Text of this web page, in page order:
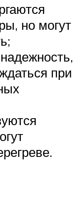
но могут
при